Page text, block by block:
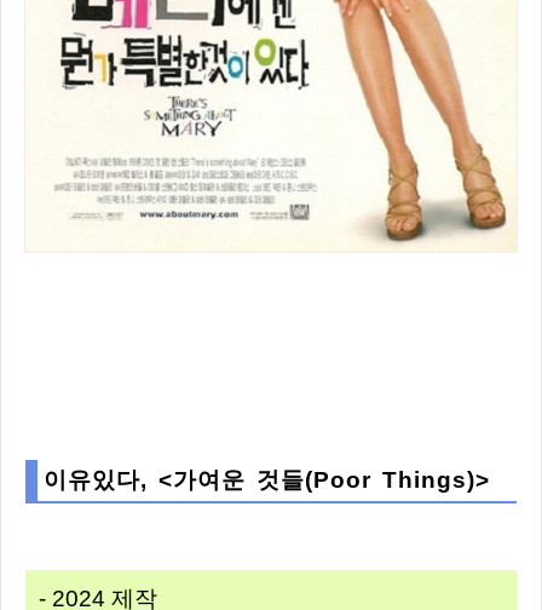
이유있다, <가여운 것들(Poor Things)>
- 2024 제작